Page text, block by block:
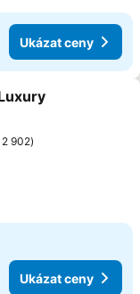
Ukázat ceny
oblíbených
2 902
Ukázat ceny